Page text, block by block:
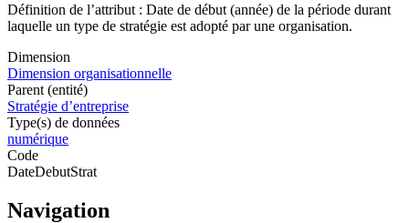
Définition de l’attribut : Date de début (année) de la période durant
laquelle un type de stratégie est adopté par une organisation.
Dimension
Dimension organisationnelle
Parent (entité)
Stratégie d’entreprise
Type(s) de données
numérique
Code
DateDebutStrat
Navigation